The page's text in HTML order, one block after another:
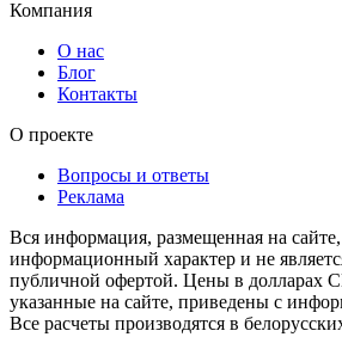
Компания
О нас
Блог
Контакты
О проекте
Вопросы и ответы
Реклама
Вся информация, размещенная на
информационный характер и не
публичной офертой. Цены в долларах
указанные на сайте, приведены с
Все расчеты производятся в